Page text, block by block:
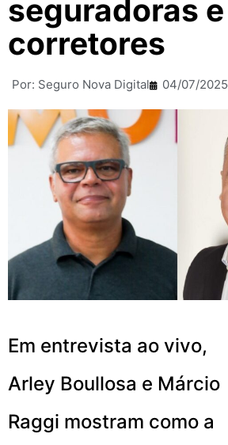
seguradoras e
corretores
Por: Seguro Nova Digital 04/07/2025
Em entrevista ao vivo,
Arley Boullosa e Márcio
Raggi mostram como a